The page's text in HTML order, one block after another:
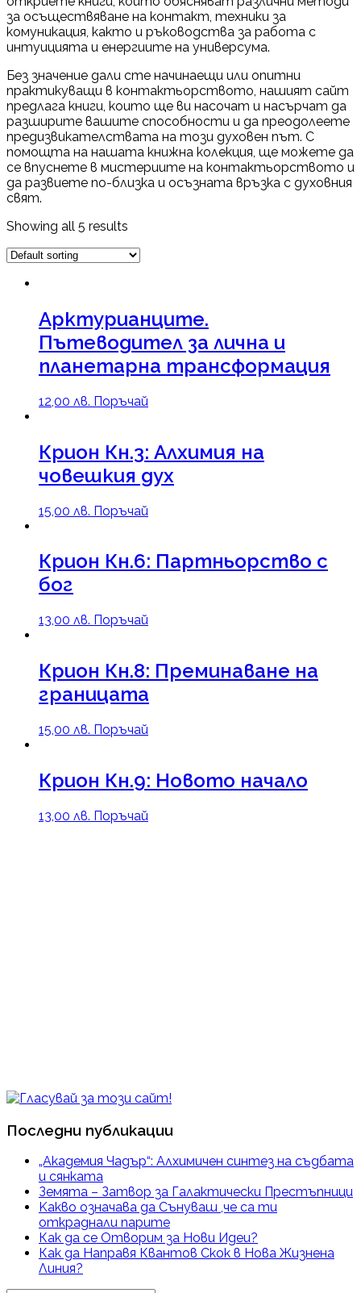
за осъществяване на контакт, техники за
комуникация, както и ръководства за работа с
интуицията и енергиите на универсума.
Без значение дали сте начинаещи или опитни
практикуващи в контактьорството, нашият сайт
предлага книги, които ще ви насочат и насърчат да
разширите вашите способности и да преодолеете
предизвикателствата на този духовен път. С
помощта на нашата книжна колекция, ще можете да
се впуснете в мистериите на контактьорството и
да развиете по-близка и осъзната връзка с духовния
свят.
Showing all 5 results
Арктурианците.
Пътеводител за лична и
планетарна трансформация
12,00 лв. Поръчай
Крион Кн.3: Алхимия на
човешкия дух
15,00 лв. Поръчай
Крион Кн.6: Партньорство с
бог
13,00 лв. Поръчай
Крион Кн.8: Преминаване на
границата
15,00 лв. Поръчай
Крион Кн.9: Новото начало
13,00 лв. Поръчай
Последни публикации
„Академия Чадър“: Алхимичен синтез на съдбата
и сянката
Земята – Затвор за Галактически Престъпници
Kакво означава да Сънуваш ,че са ти
откраднали парите
Как да се Отворим за Нови Идеи?
Как да Направя Квантов Скок в Нова Жизнена
Линия?